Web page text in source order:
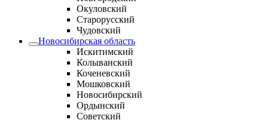
Окуловский
Старорусский
Чудовский
Новосибирская область
Искитимский
Колыванский
Коченевский
Мошковский
Новосибирский
Ордынский
Советский